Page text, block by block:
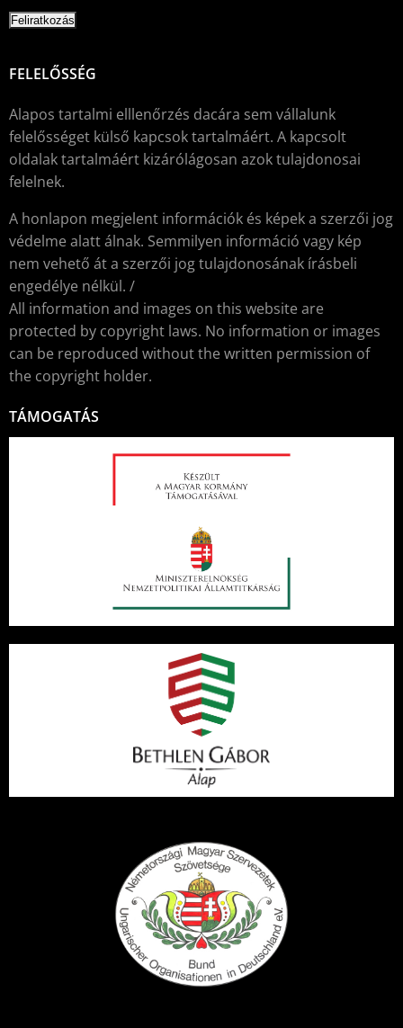
FELELŐSSÉG
Alapos tartalmi elllenőrzés dacára sem vállalunk
felelősséget külső kapcsok tartalmáért. A kapcsolt
oldalak tartalmáért kizárólágosan azok tulajdonosai
felelnek.
A honlapon megjelent információk és képek a szerzői jog
védelme alatt álnak. Semmilyen információ vagy kép
nem vehető át a szerzői jog tulajdonosának írásbeli
engedélye nélkül. /
All information and images on this website are
protected by copyright laws. No information or images
can be reproduced without the written permission of
the copyright holder.
TÁMOGATÁS